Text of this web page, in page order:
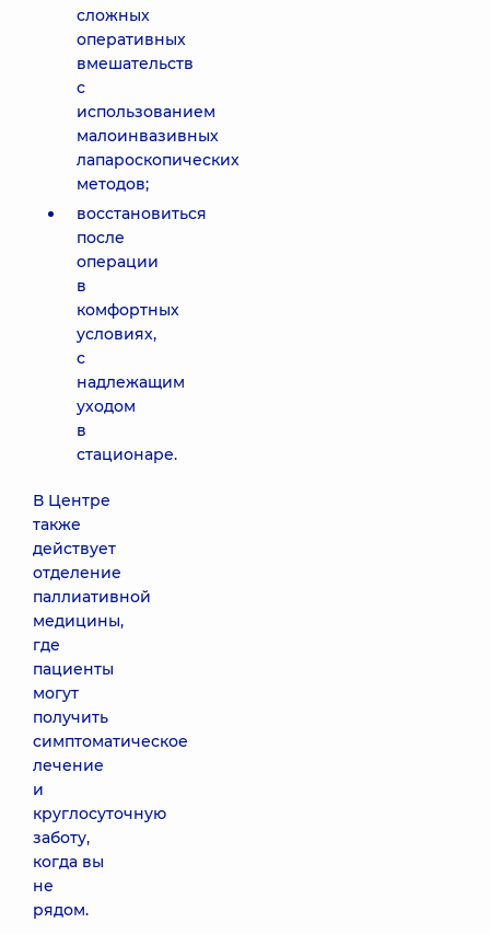
сложных
оперативных
вмешательств
с
использованием
малоинвазивных
лапароскопических
методов;
восстановиться
после
операции
в
комфортных
условиях,
с
надлежащим
уходом
в
стационаре.
В Центре
также
действует
отделение
паллиативной
медицины,
где
пациенты
могут
получить
симптоматическое
лечение
и
круглосуточную
заботу,
когда вы
не
рядом.